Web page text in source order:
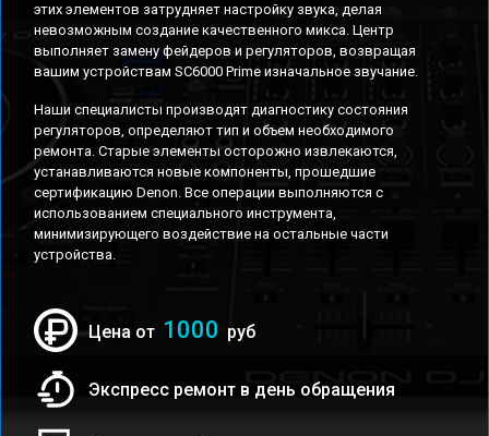
этих элементов затрудняет настройку звука, делая
невозможным создание качественного микса. Центр
выполняет замену фейдеров и регуляторов, возвращая
вашим устройствам SC6000 Prime изначальное звучание.
Наши специалисты производят диагностику состояния
регуляторов, определяют тип и объем необходимого
ремонта. Старые элементы осторожно извлекаются,
устанавливаются новые компоненты, прошедшие
сертификацию Denon. Все операции выполняются с
использованием специального инструмента,
минимизирующего воздействие на остальные части
устройства.
Цена от 1000 руб
Экспресс ремонт в день обращения